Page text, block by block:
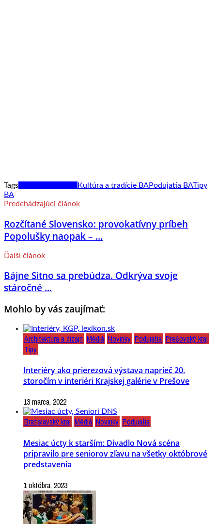
Tags Kultúra a tradície BAPodujatia BATipy
BA
Predchádzajúci článok
Rozčítané Slovensko: provokatívny príbeh
Popolušky naopak – ...
Ďalší článok
Bájne Sitno sa prebúdza. Odkrýva svoje
stáročné ...
Mohlo by vás zaujímať:
Architektúra a dizajn Médiá Novinky Podujatia Prešovský kraj
Tipy
Interiéry ako prierezová výstava naprieč 20.
storočím v interiéri Krajskej galérie v Prešove
13 marca, 2022
Bratislavský kraj Médiá Novinky Podujatia
Mesiac úcty k starším: Divadlo Nová scéna
pripravilo pre seniorov zľavu na všetky októbrové
predstavenia
1 októbra, 2023